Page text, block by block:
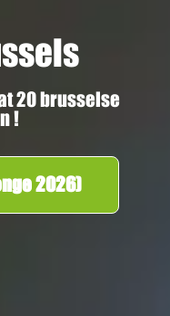
20 brusselse
!
2026)